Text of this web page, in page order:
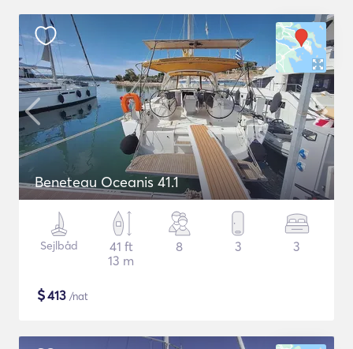
Beneteau Oceanis 41.1
Sejlbåd
41 ft
13 m
8 3 3
$413 /nat